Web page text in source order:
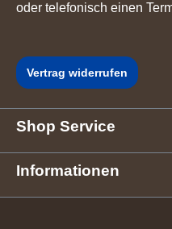
oder telefonisch einen
Vertrag widerrufen
Shop Service
Informationen